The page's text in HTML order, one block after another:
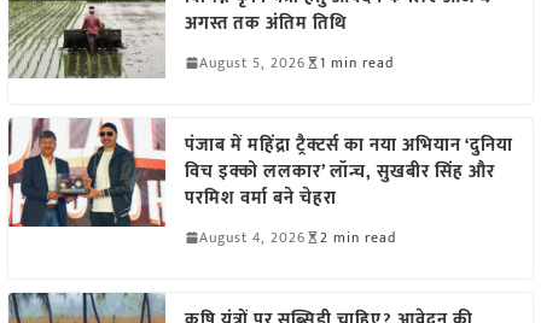
अगस्त तक अंतिम तिथि
August 5, 2026 1 min read
पंजाब में महिंद्रा ट्रैक्टर्स का नया अभियान ‘दुनिया
विच इक्को ललकार’ लॉन्च, सुखबीर सिंह और
परमिश वर्मा बने चेहरा
August 4, 2026 2 min read